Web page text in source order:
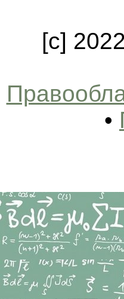
[c]
•